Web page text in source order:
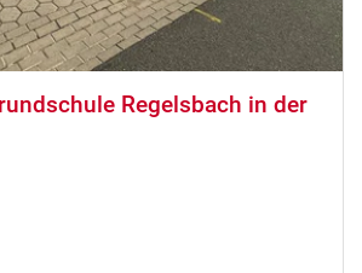
Regelsbach in der